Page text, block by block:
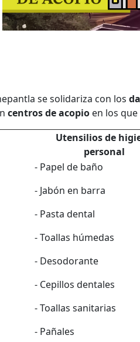
se solidariza con los
centros de acopio en los
Utensilios de
personal
- Papel de baño
- Jabón en barra
- Pasta dental
- Toallas húmedas
- Desodorante
- Cepillos dentales
- Toallas sanitarias
- Pañales